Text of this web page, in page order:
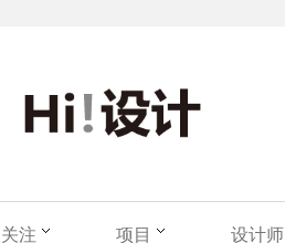
关注 项目 设计师